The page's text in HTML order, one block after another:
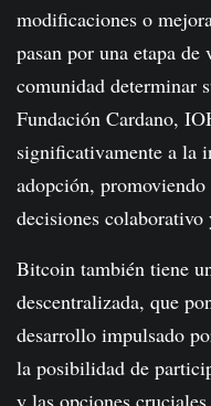
modificaciones o
pasan por una etapa
comunidad determinar
Fundación Cardano,
significativamente a la
adopción,
decisiones colaborativo
Bitcoin también tiene
descentralizada, que
desarrollo impulsado
la posibilidad de
y las opciones